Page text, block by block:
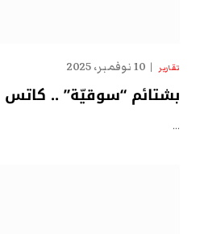
تقارير 10 نوفمبر، 2025
بشتائم “سوقيّة” .. كاتس
…